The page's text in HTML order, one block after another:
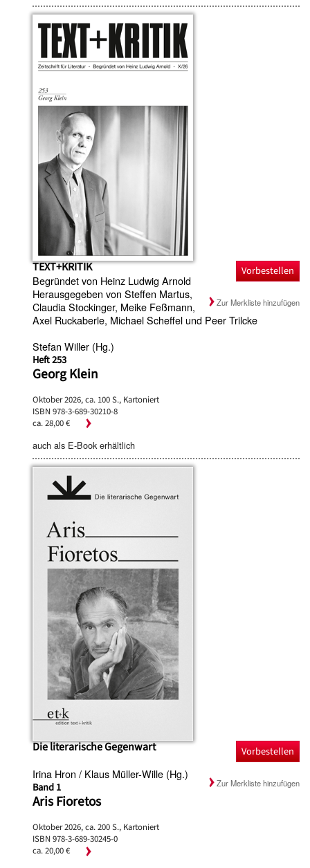
Vorbestellen
Zur Merkliste hinzufügen
TEXT+KRITIK
Begründet von Heinz Ludwig Arnold
Herausgegeben von Steffen Martus,
Claudia Stockinger, Meike Feßmann,
Axel Ruckaberle, Michael Scheffel und Peer Trilcke
Stefan Willer (Hg.)
Heft 253
Georg Klein
Oktober 2026, ca. 100 S., Kartoniert
ISBN 978-3-689-30210-8
ca. 28,00 €
auch als E-Book erhältlich
Vorbestellen
Zur Merkliste hinzufügen
Die literarische Gegenwart
Irina Hron / Klaus Müller-Wille (Hg.)
Band 1
Aris Fioretos
Oktober 2026, ca. 200 S., Kartoniert
ISBN 978-3-689-30245-0
ca. 20,00 €